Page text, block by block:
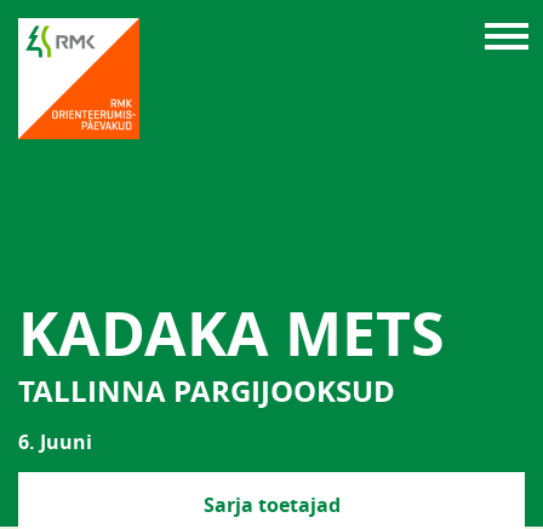
KADAKA METS
TALLINNA PARGIJOOKSUD
6. Juuni
Sarja toetajad